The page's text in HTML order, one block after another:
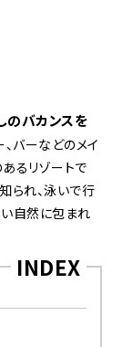
のバカンスを
バーなどのメイ
るリゾートで
られ、泳いで行
自然に包まれ
INDEX